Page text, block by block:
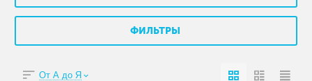
ФИЛЬТРЫ
От А до Я